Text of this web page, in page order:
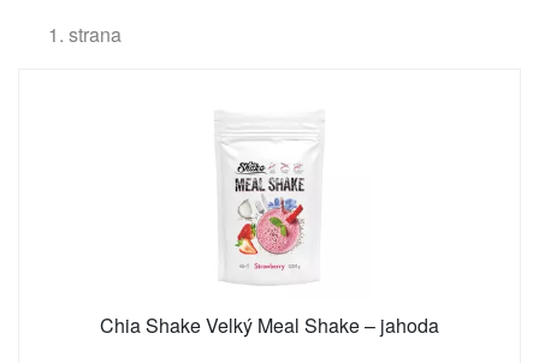
1. strana
Chia Shake Velký Meal Shake – jahoda